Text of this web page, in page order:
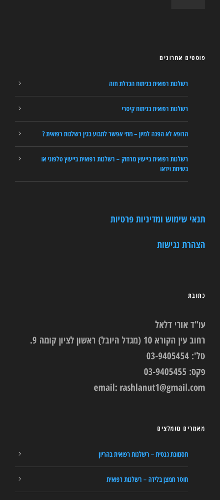
פוסטים אחרונים
רשלנות רפואית בניתוח הגדלת חזה
רשלנות רפואית בניתוח קיסרי
הרופא לא הפנה למיון – מתי אפשר לתבוע בגין רשלנות רפואית ?
רשלנות רפואית בייעוץ מרחוק – רשלנות רפואית בייעוץ טלפוני או
בשיחת וידאו
תנאי שימוש ומדיניות פרטיות
הצהרת נגישות
כתובת
עו"ד אורי דלאל
רחוב עין הקורא 10 (מגדל היובל) ראשון לציון קומה 9.
טל': 03-9405454
פקס: 03-9405455
email: rashlanut1@gmail.com
מאמרים מומלצים
תסמונת גנטית – רשלנות רפואית בהריון
חוסר חמצן בלידה – רשלנות רפואית